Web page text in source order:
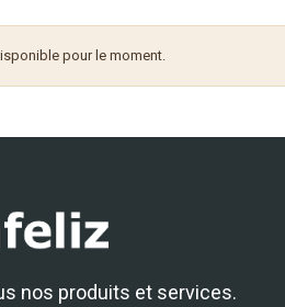
pour le moment.
nos produits et services.